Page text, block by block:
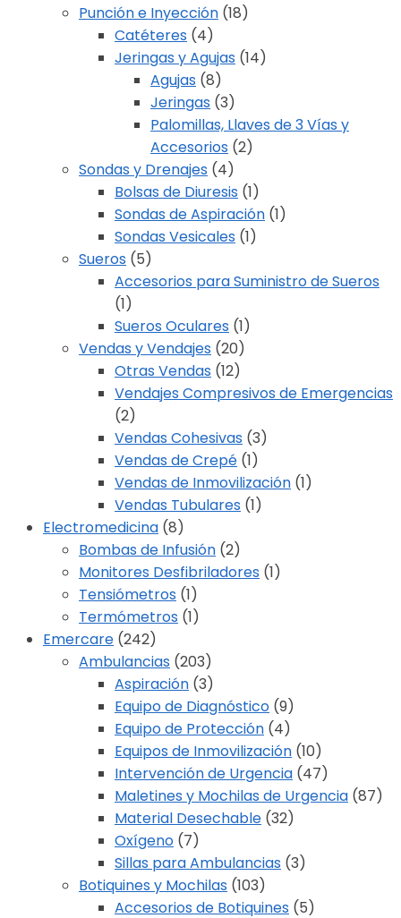
Punción e Inyección (18)
Catéteres (4)
Jeringas y Agujas (14)
Agujas (8)
Jeringas (3)
Palomillas, Llaves de 3 Vías y
Accesorios (2)
Sondas y Drenajes (4)
Bolsas de Diuresis (1)
Sondas de Aspiración (1)
Sondas Vesicales (1)
Sueros (5)
Accesorios para Suministro de Sueros
(1)
Sueros Oculares (1)
Vendas y Vendajes (20)
Otras Vendas (12)
Vendajes Compresivos de Emergencias
(2)
Vendas Cohesivas (3)
Vendas de Crepé (1)
Vendas de Inmovilización (1)
Vendas Tubulares (1)
Electromedicina (8)
Bombas de Infusión (2)
Monitores Desfibriladores (1)
Tensiómetros (1)
Termómetros (1)
Emercare (242)
Ambulancias (203)
Aspiración (3)
Equipo de Diagnóstico (9)
Equipo de Protección (4)
Equipos de Inmovilización (10)
Intervención de Urgencia (47)
Maletines y Mochilas de Urgencia (87)
Material Desechable (32)
Oxígeno (7)
Sillas para Ambulancias (3)
Botiquines y Mochilas (103)
Accesorios de Botiquines (5)